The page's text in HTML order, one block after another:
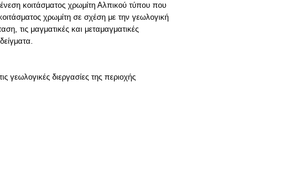
κοιτάσματος χρωμίτη Αλπικού τύπου που
χρωμίτη σε σχέση με την γεωλογική
τις μαγματικές και μεταμαγματικές
γεωλογικές διεργασίες της περιοχής